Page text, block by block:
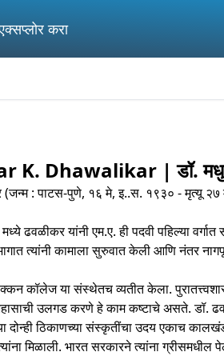
करा
K. Dhawalikar | डॉ.
: पाटस-पुणे, १६ मे, इ..स. १९३० - मृत्यू २७
ढवळीकर यांनी एम.ए. ही पदवी पहिल्या
त्यांनी कामाला सुरुवात केली आणि नंतर
कॉलेज या संस्थेतच व्यतीत केला.
उलगड करणे हे काम कष्टाचे असते. डॉ.
ठिकाणच्या संस्कृतींचा उदय एकाच
मिळाली. भारत सरकारने त्यांना ग्रीसमधील